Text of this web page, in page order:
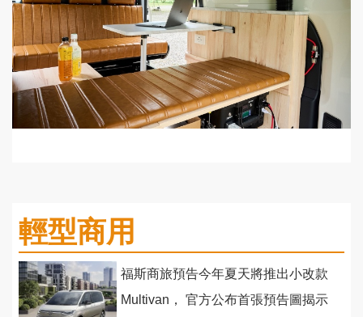
輕型商用
福斯商旅預告今年夏天將推出小改款
Multivan， 官方公布首張預告圖揭示